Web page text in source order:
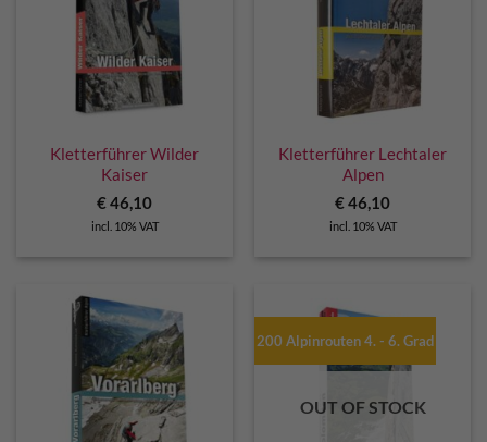
Kletterführer Wilder
Kaiser
€46,10
incl. 10% VAT
Kletterführer Lechtaler
Alpen
€46,10
incl. 10% VAT
200 Alpinrouten 4. - 6. Grad
OUT OF STOCK